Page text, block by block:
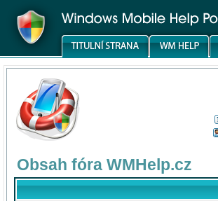
Obsah fóra WMHelp.cz